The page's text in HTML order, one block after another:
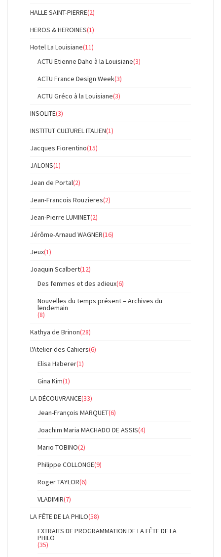
HALLE SAINT-PIERRE(2)
HEROS & HEROINES(1)
Hotel La Louisiane(11)
ACTU Etienne Daho à la Louisiane(3)
ACTU France Design Week(3)
ACTU Gréco à la Louisiane(3)
INSOLITE(3)
INSTITUT CULTUREL ITALIEN(1)
Jacques Fiorentino(15)
JALONS(1)
Jean de Portal(2)
Jean-Francois Rouzieres(2)
Jean-Pierre LUMINET(2)
Jérôme-Arnaud WAGNER(16)
Jeux(1)
Joaquin Scalbert(12)
Des femmes et des adieux(6)
Nouvelles du temps présent – Archives du
lendemain
(8)
Kathya de Brinon(28)
l'Atelier des Cahiers(6)
Elisa Haberer(1)
Gina Kim(1)
LA DÉCOUVRANCE(33)
Jean-François MARQUET(6)
Joachim Maria MACHADO DE ASSIS(4)
Mario TOBINO(2)
Philippe COLLONGE(9)
Roger TAYLOR(6)
VLADIMIR(7)
LA FÊTE DE LA PHILO(58)
EXTRAITS DE PROGRAMMATION DE LA FÊTE DE LA
PHILO
(35)